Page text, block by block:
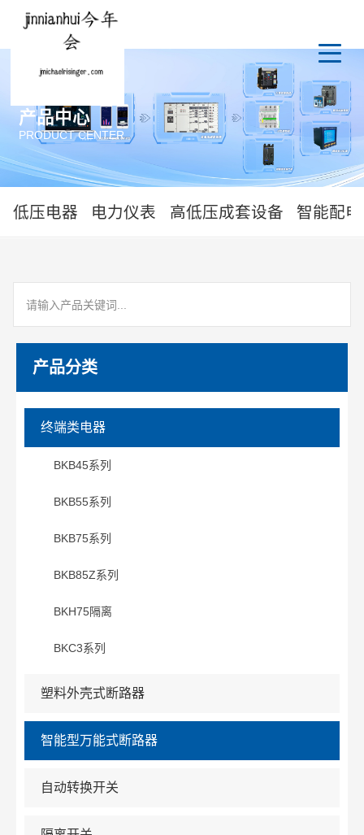
产品中心
PRODUCT CENTER
低压电器 电力仪表 高低压成套设备 智能配
产品分类
终端类电器
BKB45系列
BKB55系列
BKB75系列
BKB85Z系列
BKH75隔离
BKC3系列
塑料外壳式断路器
智能型万能式断路器
自动转换开关